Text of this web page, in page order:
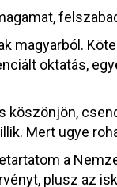
magyarból.
oktatás,
köszönjön,
Mert ugye
a
plusz az